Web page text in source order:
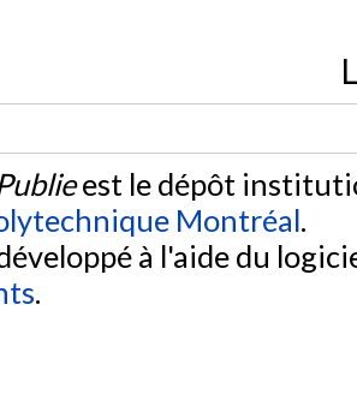
est le dépôt
Montréal.
à l'aide du
.